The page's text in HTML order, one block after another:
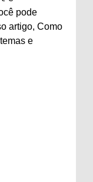
pode
artigo, Como
e